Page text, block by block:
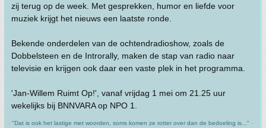
zij terug op de week. Met gesprekken, humor en liefde voor
muziek krijgt het nieuws een laatste ronde.
Bekende onderdelen van de ochtendradioshow, zoals de
Dobbelsteen en de Introrally, maken de stap van radio naar
televisie en krijgen ook daar een vaste plek in het programma.
'Jan-Willem Ruimt Op!', vanaf vrijdag 1 mei om 21.25 uur
wekelijks bij BNNVARA op NPO 1.
- "Dat is ook het lastige met woorden, soms komen ze rotter over dan de bedoeling is..." -